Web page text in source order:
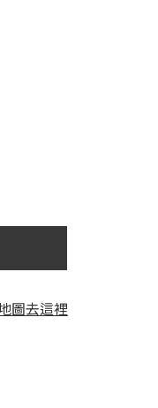
圖去這裡